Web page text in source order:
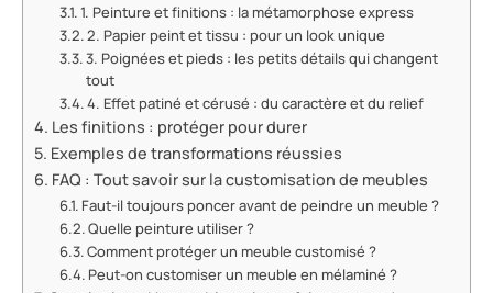
1. Peinture et finitions : la métamorphose express
2. Papier peint et tissu : pour un look unique
3. Poignées et pieds : les petits détails qui changent
tout
4. Effet patiné et cérusé : du caractère et du relief
Les finitions : protéger pour durer
Exemples de transformations réussies
FAQ : Tout savoir sur la customisation de meubles
Faut-il toujours poncer avant de peindre un meuble ?
Quelle peinture utiliser ?
Comment protéger un meuble customisé ?
Peut-on customiser un meuble en mélaminé ?